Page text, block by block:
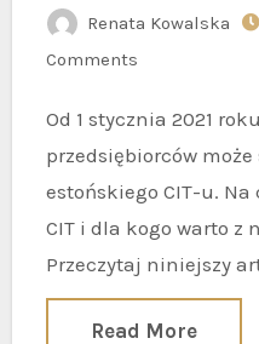
Renata Kowalska
Comments
Od 1 stycznia 2021 roku część
przedsiębiorców może
estońskiego CIT-u.
CIT i dla kogo warto z
Przeczytaj niniejszy
Read More